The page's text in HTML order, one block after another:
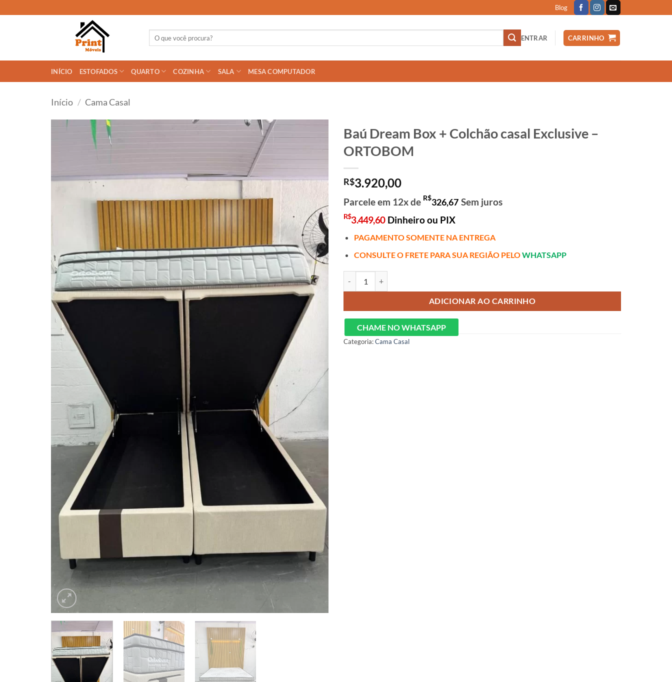
to
Blog
ENTRAR CARRINHO
INÍCIO ESTOFADOS QUARTO COZINHA SALA MESA COMPUTADOR
Início / Cama Casal
Baú Dream Box + Colchão casal Exclusive –
ORTOBOM
R$3.920,00
Parcele em 12x de R$326,67 Sem juros
R$3.449,60 Dinheiro ou PIX
PAGAMENTO SOMENTE NA ENTREGA
CONSULTE O FRETE PARA SUA REGIÃO PELOWHATSAPP
ADICIONAR AO CARRINHO
CHAME NO WHATSAPP
Categoria:Cama Casal